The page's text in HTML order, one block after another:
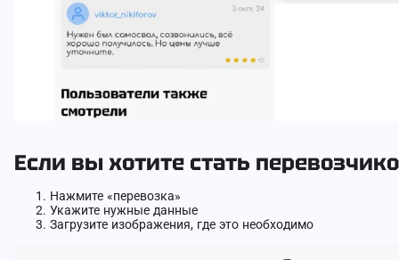
Если вы хотите стать
Нажмите «перевозка»
Укажите нужные данные
Загрузите изображения, где это необходимо